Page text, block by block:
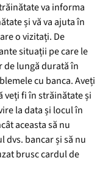
va informa
și vă va ajuta în
o vizitați. De
situații pe care le
lungă durată în
cu banca. Aveți
veți fi în străinătate și
la data și locul în
aceasta să nu
dvs. bancar și să nu
brusc cardul de